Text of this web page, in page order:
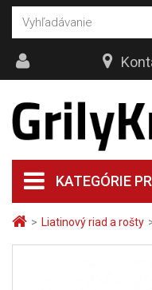
> Liatinový riad a rošty
KATEGÓRIE